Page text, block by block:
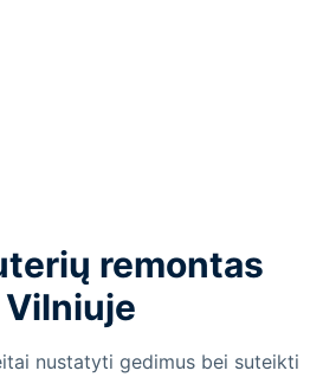
remontas
Vilniuje
nustatyti gedimus bei suteikti